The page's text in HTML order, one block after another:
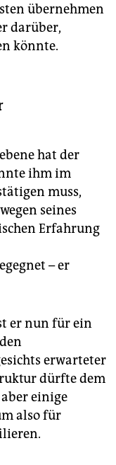
übernehmen
darüber,
könnte.
hat der
ihm im
muss,
seines
Erfahrung
– er
er nun für ein
erwarteter
dürfte dem
einige
also für